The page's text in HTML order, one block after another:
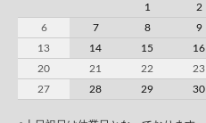
1 2
6
7 8 9
13
14 15 16
20
21 22 23
27
28 29 30